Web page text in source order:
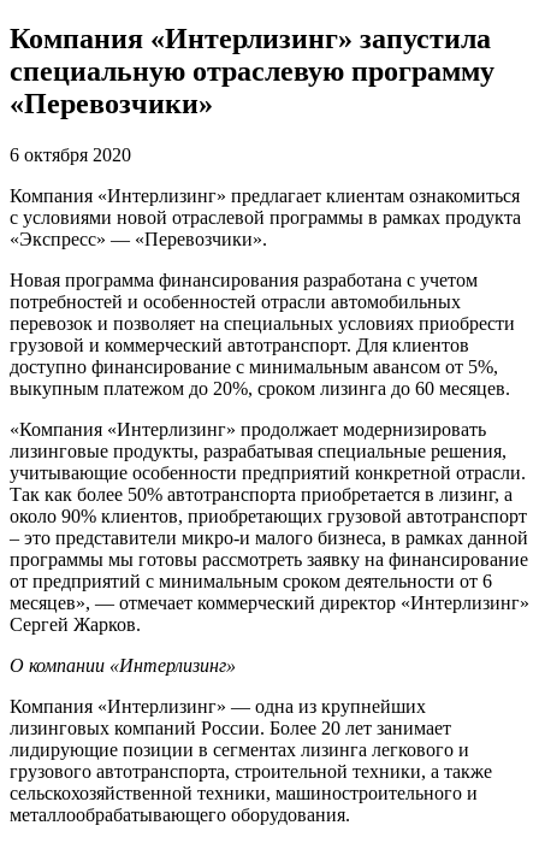
Компания «Интерлизинг» запустила
специальную отраслевую программу
«Перевозчики»
6 октября 2020
Компания «Интерлизинг» предлагает клиентам ознакомиться
с условиями новой отраслевой программы в рамках продукта
«Экспресс» — «Перевозчики».
Новая программа финансирования разработана с учетом
потребностей и особенностей отрасли автомобильных
перевозок и позволяет на специальных условиях приобрести
грузовой и коммерческий автотранспорт. Для клиентов
доступно финансирование с минимальным авансом от 5%,
выкупным платежом до 20%, сроком лизинга до 60 месяцев.
«Компания «Интерлизинг» продолжает модернизировать
лизинговые продукты, разрабатывая специальные решения,
учитывающие особенности предприятий конкретной отрасли.
Так как более 50% автотранспорта приобретается в лизинг, а
около 90% клиентов, приобретающих грузовой автотранспорт
– это представители микро-и малого бизнеса, в рамках данной
программы мы готовы рассмотреть заявку на финансирование
от предприятий с минимальным сроком деятельности от 6
месяцев», — отмечает коммерческий директор «Интерлизинг»
Сергей Жарков.
О компании «Интерлизинг»
Компания «Интерлизинг» — одна из крупнейших
лизинговых компаний России. Более 20 лет занимает
лидирующие позиции в сегментах лизинга легкового и
грузового автотранспорта, строительной техники, а также
сельскохозяйственной техники, машиностроительного и
металлообрабатывающего оборудования.